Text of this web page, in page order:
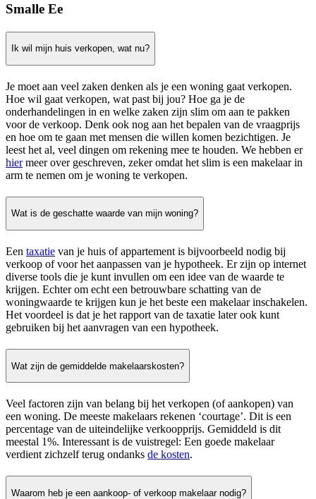
Smalle Ee
Ik wil mijn huis verkopen, wat nu?
Je moet aan veel zaken denken als je een woning gaat verkopen.
Hoe wil gaat verkopen, wat past bij jou? Hoe ga je de
onderhandelingen in en welke zaken zijn slim om aan te pakken
voor de verkoop. Denk ook nog aan het bepalen van de vraagprijs
en hoe om te gaan met mensen die willen komen bezichtigen. Je
leest het al, veel dingen om rekening mee te houden. We hebben er
hiermeer over geschreven, zeker omdat het slim is een makelaar in
arm te nemen om je woning te verkopen.
Wat is de geschatte waarde van mijn woning?
Een taxatie van je huis of appartement is bijvoorbeeld nodig bij
verkoop of voor het aanpassen van je hypotheek. Er zijn op internet
diverse tools die je kunt invullen om een idee van de waarde te
krijgen. Echter om echt een betrouwbare schatting van de
woningwaarde te krijgen kun je het beste een makelaar inschakelen.
Het voordeel is dat je het rapport van de taxatie later ook kunt
gebruiken bij het aanvragen van een hypotheek.
Wat zijn de gemiddelde makelaarskosten?
Veel factoren zijn van belang bij het verkopen (of aankopen) van
een woning. De meeste makelaars rekenen ‘courtage’. Dit is een
percentage van de uiteindelijke verkoopprijs. Gemiddeld is dit
meestal 1%. Interessant is de vuistregel: Een goede makelaar
verdient zichzelf terug ondanks de kosten.
Waarom heb je een aankoop- of verkoop makelaar nodig?